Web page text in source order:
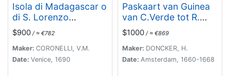
Isola di Madagascar o
di S. Lorenzo
Scoperta dà
Portoghesi nell anno
1506. . .
$900 / ≈ €782
Maker: CORONELLI, V.M.
Date: Venice, 1690
Paskaart van Guinea
van C.Verde tot R.
deGalion.
$1000 / ≈ €869
Maker: DONCKER, H.
Date: Amsterdam, 1660-1668